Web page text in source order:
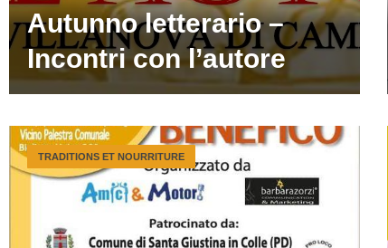
Autunno letterario –
Incontri con l’autore
TRADITIONS ET NOURRITURE